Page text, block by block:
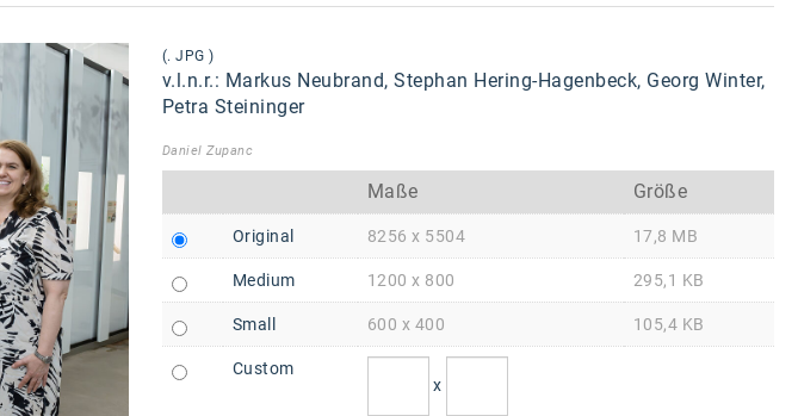
(. JPG )
v.l.n.r.: Markus Neubrand, Stephan Hering-Hagenbeck, Georg Winter,
Petra Steininger
Daniel Zupanc
Maße Größe
Original 8256 x 5504 17,8 MB
Medium 1200 x 800 295,1 KB
Small 600 x 400 105,4 KB
Custom
x